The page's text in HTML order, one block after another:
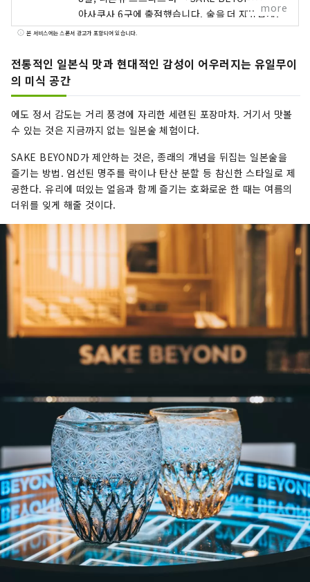
아사쿠사 6구에 출점했습니다. 술을 더 자유롭게,
더 즐겁게. 「SAKE BEYOND」는, 지금까지 일본
세계의 사람들에게 전해, 그 지위를 높이는 것을 목
향후 다양한 방법으로 일본술을 즐기는 방법을 세
계의 사람들에게 발신해 갑니다.
https://link.sake-
more
본 서비스에는 스폰서 광고가 포함되어 있습니다.
전통적인 일본식 맛과 현대적인 감성이 어우러지는 유일무이
의 미식 공간
에도 정서 감도는 거리 풍경에 자리한 세련된 포장마차. 거기서 맛볼
수 있는 것은 지금까지 없는 일본술 체험이다.
SAKE BEYOND가 제안하는 것은, 종래의 개념을 뒤집는 일본술을
즐기는 방법. 엄선된 명주를 락이나 탄산 분할 등 참신한 스타일로 제
공한다. 유리에 떠있는 얼음과 함께 즐기는 호화로운 한 때는 여름의
더위를 잊게 해줄 것이다.